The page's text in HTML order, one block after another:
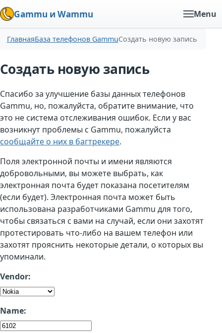
Gammu и Wammu Menu
ГлавнаяБаза телефонов GammuСоздать новую запись
Создать новую запись
Спасибо за улучшение базы данных телефонов
Gammu, но, пожалуйста, обратите внимание, что
это не система отслеживания ошибок. Если у вас
возникнут проблемы с Gammu, пожалуйста
сообщайте о них в багтрекере.
Поля электронной почты и имени являются
добровольными, вы можете выбрать, как
электронная почта будет показана посетителям
(если будет). Электронная почта может быть
использована разработчиками Gammu для того,
чтобы связаться с вами на случай, если они захотят
протестировать что-либо на вашем телефон или
захотят прояснить некоторые детали, о которых вы
упоминали.
Vendor:
Name: